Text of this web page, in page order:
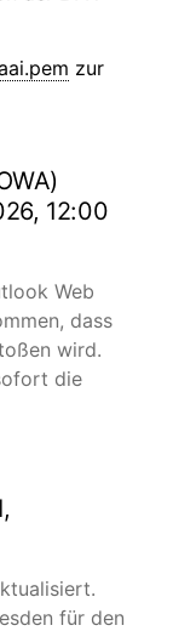
zur
12:00
Web
dass
wird.
die
für den